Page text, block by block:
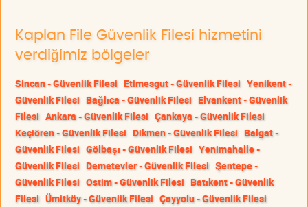
Kaplan File Güvenlik Filesi hizmetini
verdiğimiz bölgeler
Sincan - Güvenlik Filesi Etimesgut - Güvenlik Filesi Yenikent -
Güvenlik Filesi Bağlıca - Güvenlik Filesi Elvankent - Güvenlik
Filesi Ankara - Güvenlik Filesi Çankaya - Güvenlik Filesi
Keçiören - Güvenlik Filesi Dikmen - Güvenlik Filesi Balgat -
Güvenlik Filesi Gölbaşı - Güvenlik Filesi Yenimahalle -
Güvenlik Filesi Demetevler - Güvenlik Filesi Şentepe -
Güvenlik Filesi Ostim - Güvenlik Filesi Batıkent - Güvenlik
Filesi Ümitköy - Güvenlik Filesi Çayyolu - Güvenlik Filesi